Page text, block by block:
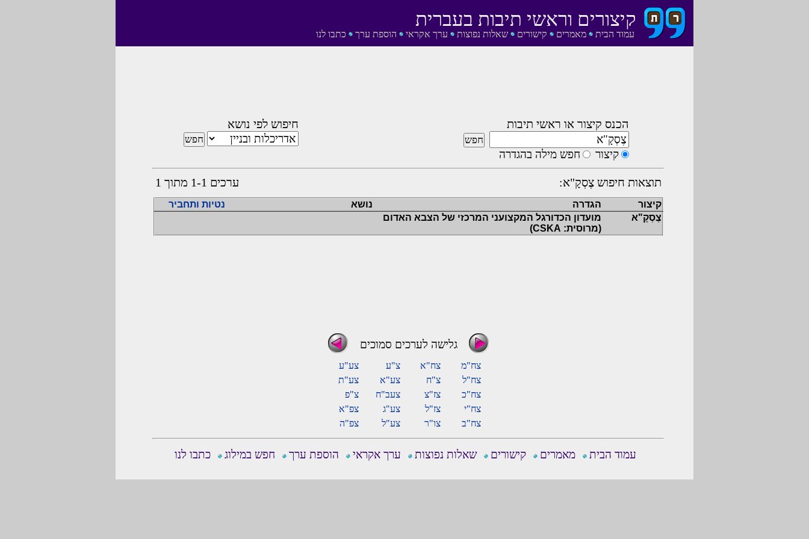
עמוד הבית מאמרים קישורים שאלות נפוצות ערך אקראי הוספת ערך כתבו לנו
קיצורים וראשי תיבות בעברית
הכנס קיצור או ראשי תיבות
קיצור חפש מילה בהגדרה
חיפוש לפי נושא
תוצאות חיפוש צֶסְקָ"א: ערכים 1-1 מתוך 1
קיצור הגדרה נושא
נטיות ותחביר
צֶסְקָ"א
מועדון הכדורגל המקצועני המרכזי של הצבא האדום
(מרוסית: CSKA)
גלישה לערכים סמוכים
צח"מ צח"א צ"ע
צע"ע
צח"ל
צ"ח צע"א
צע"ת
צח"כ
צז"צ צעב"ח
צ"פ
צח"י
צז"ל צע"ג
צפ"א
צח"ב
צו"ר צע"ל צפ"ה
עמוד הבית מאמרים קישורים שאלות נפוצות ערך אקראי הוספת ערך חפש במילוג כתבו לנו